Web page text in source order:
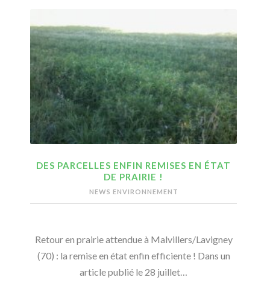
DES PARCELLES ENFIN REMISES EN ÉTAT
DE PRAIRIE !
NEWS ENVIRONNEMENT
Retour en prairie attendue à Malvillers/Lavigney
(70) : la remise en état enfin efficiente ! Dans un
article publié le 28 juillet…